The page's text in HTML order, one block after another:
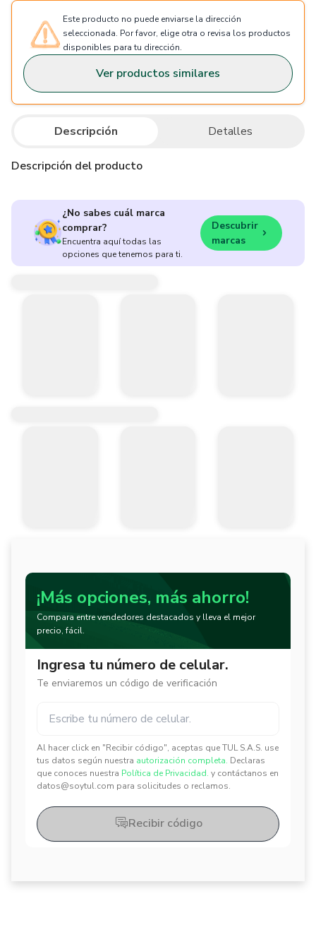
Este producto no puede enviarse la dirección
seleccionada. Por favor, elige otra o revisa los productos
disponibles para tu dirección.
Ver productos similares
Descripción Detalles
Descripción del producto
¿No sabes cuál marca
comprar?
Encuentra aquí todas las
opciones que tenemos para ti.
Descubrir
marcas
¡Más opciones, más ahorro!
Compara entre vendedores destacados y lleva el mejor
precio, fácil.
Ingresa tu número de celular.
Te enviaremos un código de verificación
Al hacer click en "Recibir código", aceptas que TUL S.A.S. use
tus datos según nuestra autorización completa. Declaras
que conoces nuestra Política de Privacidad. y contáctanos en
datos@soytul.com para solicitudes o reclamos.
✕
✕
Recibir código